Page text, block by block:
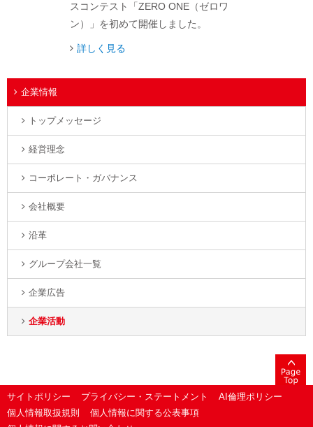
スコンテスト「ZERO ONE（ゼロワ
ン）」を初めて開催しました。
詳しく見る
企業情報
トップメッセージ
経営理念
コーポレート・ガバナンス
会社概要
沿革
グループ会社一覧
企業広告
企業活動
サイトポリシー プライバシー・ステートメント
AI倫理ポリシー
個人情報取扱規則
個人情報に関する公表事項